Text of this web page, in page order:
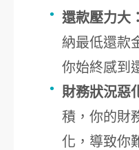
還款壓力大：
納最低還款
你始終感到
財務狀況惡
積，你的財
化，導致你